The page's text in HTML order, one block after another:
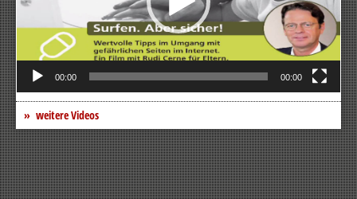
00:00 00:00
weitere Videos